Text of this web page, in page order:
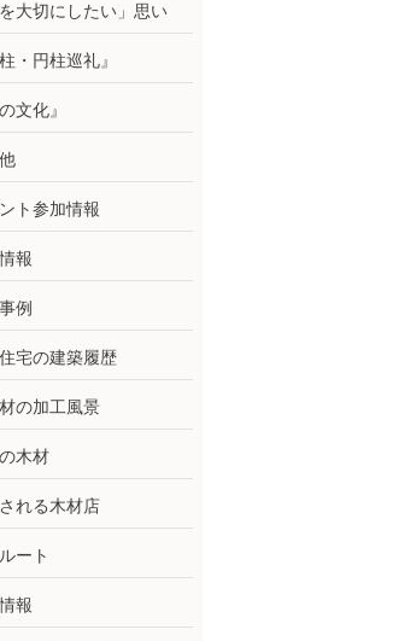
を大切にしたい」思い
柱・円柱巡礼』
文化』
ト参加情報
報
例
宅の建築履歴
の加工風景
木材
れる木材店
ート
報